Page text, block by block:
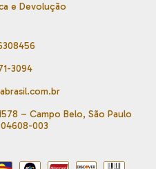
e Devolução
3094
– Campo Belo, São Paulo
04608-003